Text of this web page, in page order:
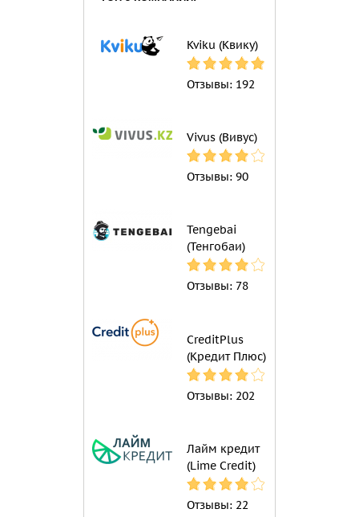
Kviku (Квику)
Отзывы: 192
Vivus (Вивус)
Отзывы: 90
Tengebai
(Тенгобаи)
Отзывы: 78
CreditPlus
(Кредит Плюс)
Отзывы: 202
Лайм кредит
(Lime Credit)
Отзывы: 22